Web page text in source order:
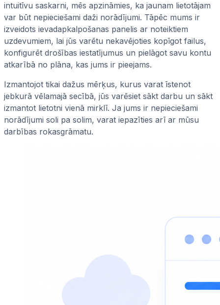
intuitīvu saskarni, mēs apzināmies, ka jaunam lietotājam
var būt nepieciešami daži norādījumi. Tāpēc mums ir
izveidots ievadapkalpošanas panelis ar noteiktiem
uzdevumiem, lai jūs varētu nekavējoties kopīgot failus,
konfigurēt drošības iestatījumus un pielāgot savu kontu
atkarībā no plāna, kas jums ir pieejams.
Izmantojot tikai dažus mērķus, kurus varat īstenot
jebkurā vēlamajā secībā, jūs varēsiet sākt darbu un sākt
izmantot lietotni vienā mirklī. Ja jums ir nepieciešami
norādījumi soli pa solim, varat iepazīties arī ar mūsu
darbības rokasgrāmatu.